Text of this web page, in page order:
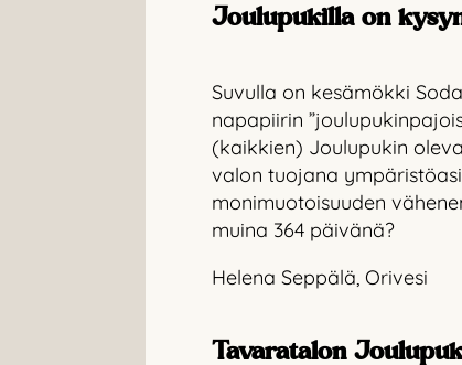
Joulupukilla on
Suvulla on kesämökki
napapiirin
(kaikkien) Joulupukin
valon tuojana
monimuotoisuuden
muina 364 päivänä?
Helena Seppälä, Orivesi
Tavaratalon